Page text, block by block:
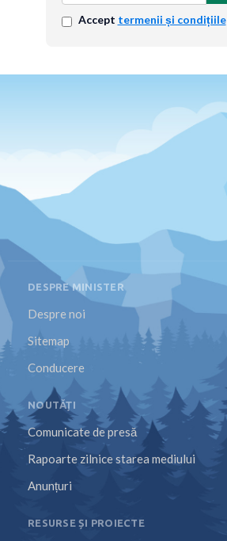
Accept termenii și condițiile
DESPRE MINISTER
Despre noi
Sitemap
Conducere
NOUTĂȚI
Comunicate de presă
Rapoarte zilnice starea mediului
Anunțuri
RESURSE ȘI PROIECTE